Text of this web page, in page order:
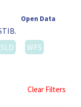
Open Data
SLD
WFS
Clear Filters